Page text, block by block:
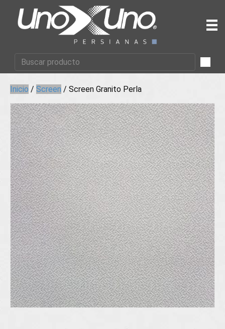
Inicio / Screen / Screen Granito Perla